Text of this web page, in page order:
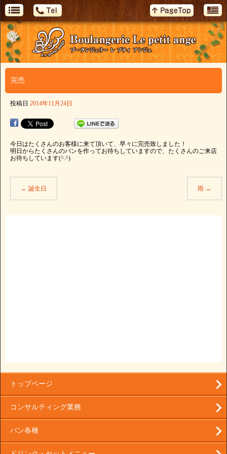
完売
投稿日 2014年11月24日
今日はたくさんのお客様に来て頂いて、早々に完売致しました！
明日からたくさんのパンを作ってお待ちしていますので、たくさんのご来店
お待ちしています(^.^)
← 誕生日 雨 →
トップページ
コンサルティング業務
パン各種